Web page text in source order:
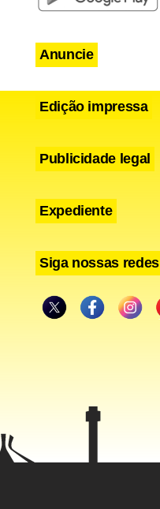
Anuncie
Edição impressa
Publicidade legal
Expediente
Siga nossas redes